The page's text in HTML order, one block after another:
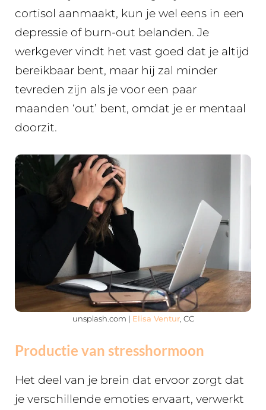
cortisol aanmaakt, kun je wel eens in een
depressie of burn-out belanden. Je
werkgever vindt het vast goed dat je altijd
bereikbaar bent, maar hij zal minder
tevreden zijn als je voor een paar
maanden ‘out’ bent, omdat je er mentaal
doorzit.
unsplash.com | Elisa Ventur, CC
Productie van stresshormoon
Het deel van je brein dat ervoor zorgt dat
je verschillende emoties ervaart, verwerkt